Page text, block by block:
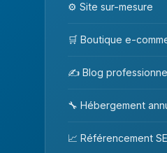
⚙️ Site sur-mesure
🛒 Boutique e-
✍️ Blog
🔧 Hébergement
📈 Référencement